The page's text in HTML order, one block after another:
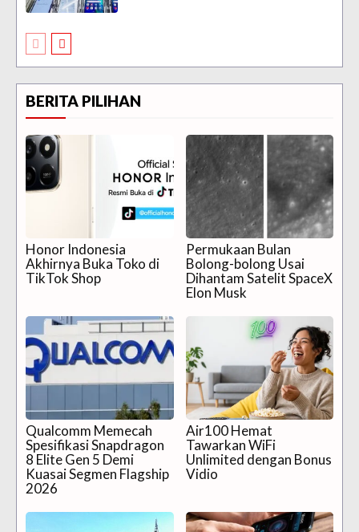
BERITA PILIHAN
Honor Indonesia
Akhirnya Buka Toko di
TikTok Shop
Permukaan Bulan
Bolong-bolong Usai
Dihantam Satelit SpaceX
Elon Musk
Qualcomm Memecah
Spesifikasi Snapdragon
8 Elite Gen 5 Demi
Kuasai Segmen Flagship
2026
Air100 Hemat
Tawarkan WiFi
Unlimited dengan Bonus
Vidio